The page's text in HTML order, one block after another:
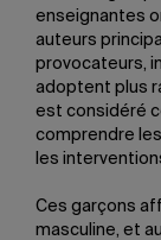
enseignantes
auteurs
provocateurs,
adoptent plus
est considéré
comprendre
les
Ces garçons
masculine, et